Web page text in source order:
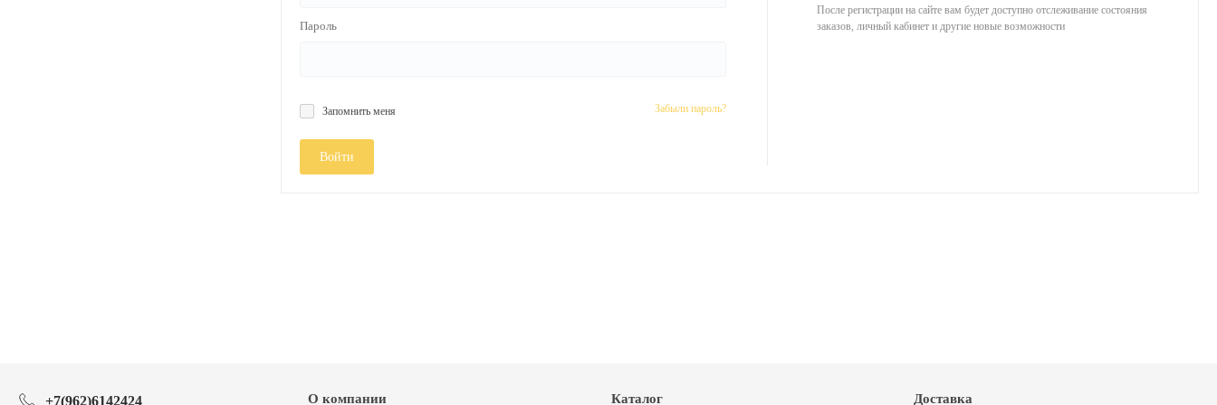
Пароль
Запомнить меня Забыли пароль?
Войти
После регистрации на сайте вам будет доступно отслеживание состояния
заказов, личный кабинет и другие новые возможности
+7(962)6142424 О компании Каталог Доставка